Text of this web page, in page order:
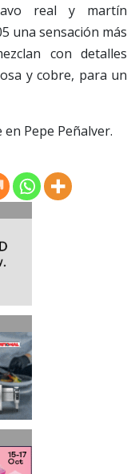
real y martín
una sensación más
con detalles
y cobre, para un
Pepe Peñalver.